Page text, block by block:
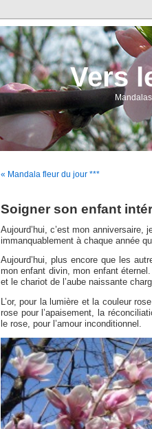
Vers
« Mandala fleur du jour ***
Soigner son enfant
Aujourd’hui, c’est mon
immanquablement à chaque année
Aujourd’hui, plus encore que les
mon enfant divin, mon enfant
et le chariot de l’aube naissante
L’or, pour la lumière et la couleur
rose pour l’apaisement, la
le rose, pour l’amour inconditionnel.